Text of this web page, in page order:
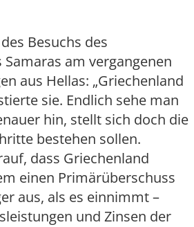
Besuchs des
am vergangenen
aus Hellas: „Griechenland
sie. Endlich sehe man
hin, stellt sich doch die
bestehen sollen.
dass Griechenland
einen Primärüberschuss
aus, als es einnimmt –
und Zinsen der